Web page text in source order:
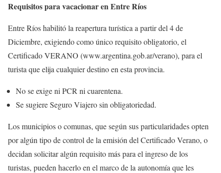
Requisitos para vacacionar en Entre Ríos
Entre Ríos habilitó la reapertura turística a partir del 4 de
Diciembre, exigiendo como único requisito obligatorio, el
Certificado VERANO (www.argentina.gob.ar/verano), para el
turista que elija cualquier destino en esta provincia.
No se exige ni PCR ni cuarentena.
Se sugiere Seguro Viajero sin obligatoriedad.
Los municipios o comunas, que según sus particularidades opten
por algún tipo de control de la emisión del Certificado Verano, o
decidan solicitar algún requisito más para el ingreso de los
turistas, pueden hacerlo en el marco de la autonomía que les